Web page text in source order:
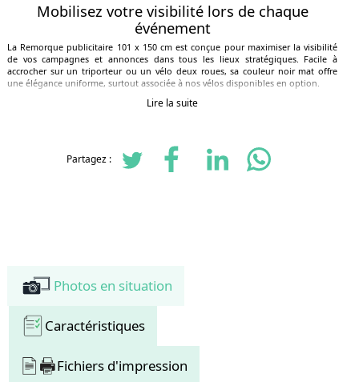
Mobilisez votre visibilité lors de chaque
événement
La Remorque publicitaire 101 x 150 cm est conçue pour maximiser la visibilité
de vos campagnes et annonces dans tous les lieux stratégiques. Facile à
accrocher sur un triporteur ou un vélo deux roues, sa couleur noir mat offre
une élégance uniforme, surtout associée à nos vélos disponibles en option.
Points forts de la remorque publicitaire
Compatible avec triporteurs et vélos grâce à mécanisme d’attelage de
Caractéristiques techniques
Bâche recto-verso à œillets, personnalisable
Taille minimale conducteur : 1,70 m (fixation sous la selle)
Remorque noire mate, esthétique et moderne
Lire la suite
Partagez :
Photos en situation
Caractéristiques
Fichiers d'impression